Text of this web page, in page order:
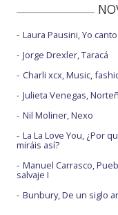
Laura Pausini, Yo
Jorge Drexler, Taracá
Charli xcx, Music,
Julieta Venegas,
Nil Moliner, Nexo
La La Love You, ¿Por
miráis así?
Manuel Carrasco,
salvaje I
Bunbury, De un siglo